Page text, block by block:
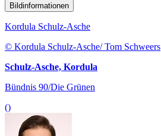
Bildinformationen
Kordula Schulz-Asche
© Kordula Schulz-Asche/ Tom Schweers
Schulz-Asche, Kordula
Bündnis 90/Die Grünen
()